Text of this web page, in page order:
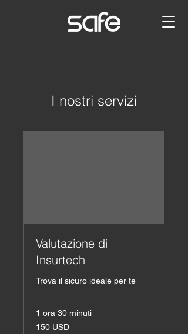
I nostri servizi
Valutazione di
Insurtech
Trova il sicuro ideale per te
1 ora 30 minuti
150
dollari
150 USD